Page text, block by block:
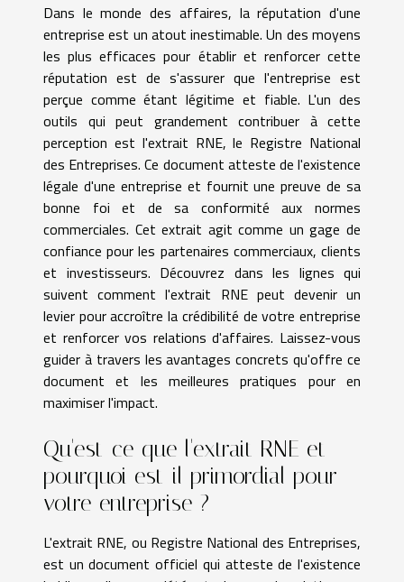
Dans le monde des affaires, la réputation d'une
entreprise est un atout inestimable. Un des moyens
les plus efficaces pour établir et renforcer cette
réputation est de s'assurer que l'entreprise est
perçue comme étant légitime et fiable. L'un des
outils qui peut grandement contribuer à cette
perception est l'extrait RNE, le Registre National
des Entreprises. Ce document atteste de l'existence
légale d'une entreprise et fournit une preuve de sa
bonne foi et de sa conformité aux normes
commerciales. Cet extrait agit comme un gage de
confiance pour les partenaires commerciaux, clients
et investisseurs. Découvrez dans les lignes qui
suivent comment l'extrait RNE peut devenir un
levier pour accroître la crédibilité de votre entreprise
et renforcer vos relations d'affaires. Laissez-vous
guider à travers les avantages concrets qu'offre ce
document et les meilleures pratiques pour en
maximiser l'impact.
Qu'est-ce que l'extrait RNE et
pourquoi est-il primordial pour
votre entreprise ?
L'extrait RNE, ou Registre National des Entreprises,
est un document officiel qui atteste de l'existence